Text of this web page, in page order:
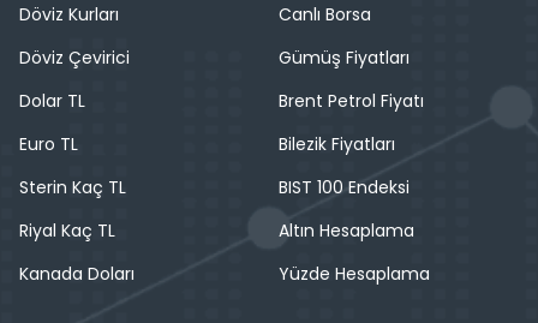
Döviz Kurları
Döviz Çevirici
Dolar TL
Euro TL
Sterin Kaç TL
Riyal Kaç TL
Kanada Doları
Canlı Borsa
Gümüş Fiyatları
Brent Petrol Fiyatı
Bilezik Fiyatları
BIST 100 Endeksi
Altın Hesaplama
Yüzde Hesaplama